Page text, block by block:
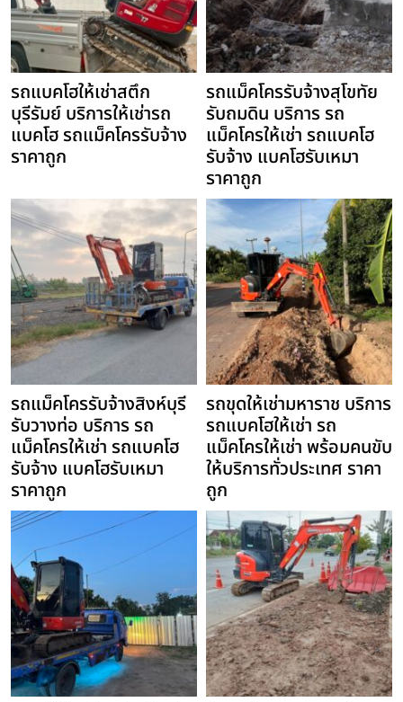
รถแบคโฮให้เช่าสตึก
บุรีรัมย์ บริการให้เช่ารถ
แบคโฮ รถแม็คโครรับจ้าง
ราคาถูก
รถแม็คโครรับจ้างสุโขทัย
รับถมดิน บริการ รถ
แม็คโครให้เช่า รถแบคโฮ
รับจ้าง แบคโฮรับเหมา
ราคาถูก
รถแม็คโครรับจ้างสิงห์บุรี
รับวางท่อ บริการ รถ
แม็คโครให้เช่า รถแบคโฮ
รับจ้าง แบคโฮรับเหมา
ราคาถูก
รถขุดให้เช่ามหาราช บริการ
รถแบคโฮให้เช่า รถ
แม็คโครให้เช่า พร้อมคนขับ
ให้บริการทั่วประเทศ ราคา
ถูก